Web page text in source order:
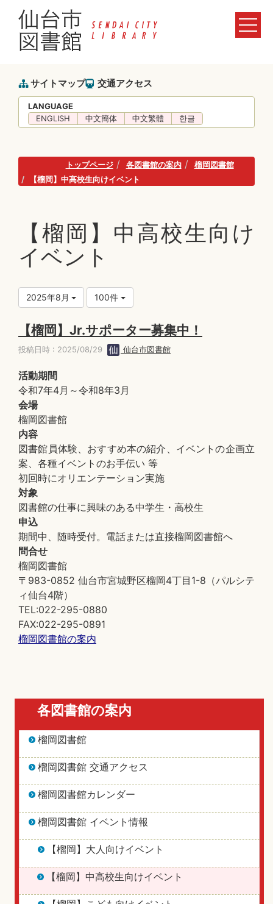
サイトマップ 交通アクセス
LANGUAGE
ENGLISH
中文簡体 中文繁體 한글
トップページ 各図書館の案内
榴岡図書館
【榴岡】中高校生向けイベント
【榴岡】中高校生向け
イベント
2025年8月 100件
【榴岡】Jr.サポーター募集中！
投稿日時 : 2025/08/29 仙台市図書館
活動期間
令和7年4月～令和8年3月
会場
榴岡図書館
内容
図書館員体験、おすすめ本の紹介、イベントの企画立
案、各種イベントのお手伝い 等
初回時にオリエンテーション実施
対象
図書館の仕事に興味のある中学生・高校生
申込
期間中、随時受付。電話または直接榴岡図書館へ
問合せ
榴岡図書館
〒983-0852 仙台市宮城野区榴岡4丁目1-8（パルシテ
ィ仙台4階）
TEL:022-295-0880
FAX:022-295-0891
榴岡図書館の案内
各図書館の案内
榴岡図書館
榴岡図書館 交通アクセス
榴岡図書館カレンダー
榴岡図書館 イベント情報
【榴岡】大人向けイベント
【榴岡】中高校生向けイベント